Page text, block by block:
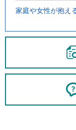
家庭や女性が抱え